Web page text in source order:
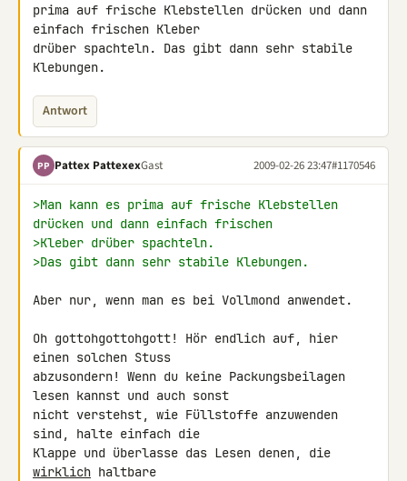
prima auf frische Klebstellen drücken und dann
einfach frischen Kleber
drüber spachteln. Das gibt dann sehr stabile
Klebungen.
Antwort
PP Pattex PattexexGast 2009-02-26 23:47#1170546
>Man kann es prima auf frische Klebstellen
drücken und dann einfach frischen
>Kleber drüber spachteln.
>Das gibt dann sehr stabile Klebungen.
Aber nur, wenn man es bei Vollmond anwendet.
Oh gottohgottohgott! Hör endlich auf, hier
einen solchen Stuss
abzusondern! Wenn du keine Packungsbeilagen
lesen kannst und auch sonst
nicht verstehst, wie Füllstoffe anzuwenden
sind, halte einfach die
wirklich haltbare